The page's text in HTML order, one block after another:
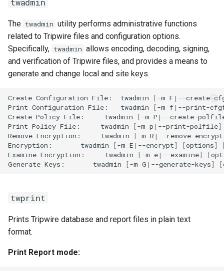
The twadmin utility performs administrative functions
related to Tripwire files and configuration options.
Specifically, twadmin allows encoding, decoding, signing,
and verification of Tripwire files, and provides a means to
generate and change local and site keys.
Create Configuration File: twadmin [-m F | --create-
Print Configuration File: twadmin [-m f| --print-
Create Policy File: twadmin [-m P | --create-
Print Policy File: twadmin [-m p | --print-polfile]
Remove Encryption: twadmin [-m R | --remove-
Encryption:
twadmin [-m E | --encrypt] [options]
Examine Encryption: twadmin [-m e| --examine] [
Generate Keys: twadmin [-m G | --generate-keys] [
twprint
Prints Tripwire database and report files in plain text
format.
Print Report mode: